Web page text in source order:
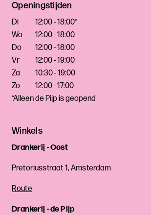
Openingstijden
Di
12:00 - 18:00*
Wo
12:00 - 18:00
Do
12:00 - 18:00
Vr
12:00 - 19:00
Za
10:30 - 19:00
Zo
12:00 - 17:00
*Alleen de Pijp is geopend
Winkels
Drankerij - Oost
Pretoriusstraat 1, Amsterdam
Route
Drankerij - de Pijp